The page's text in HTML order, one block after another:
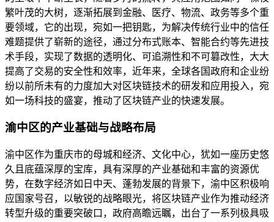
繁叶茂的大树，逐渐拓展到金融、医疗、物流、政务等多个重
要领域，它的出现，宛如一把钥匙，为解决传统行业中的信任
难题提供了崭新的途径，通过分布式账本、智能合约等先进技
术手段，实现了数据的透明化、可追溯性和不可篡改性，大大
提高了交易的安全性和效率，近年来，全球各国政府和企业纷
纷以前所未有的力度加大对区块链技术的研发和应用投入，宛
如一场科技的盛宴，推动了区块链产业的快速发展。
渝中区的产业基础与战略布局
渝中区作为重庆市的母城和经济、文化中心，犹如一座历史悠
久且底蕴深厚的宝库，具有深厚的产业基础和丰富的资源优
势，在数字经济如日中天、蓬勃发展的背景下，渝中区积极响
应国家号召，以敏锐的战略眼光，将区块链产业作为推动经济
转型升级的重要突破口，政府高瞻远瞩，出台了一系列极具吸